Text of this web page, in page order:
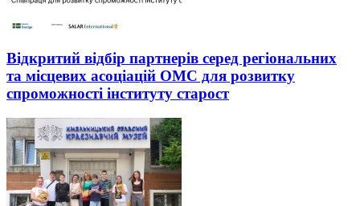
Відкритий відбір партнерів серед регіональних
та місцевих асоціацій ОМС для розвитку
спроможності інституту старост